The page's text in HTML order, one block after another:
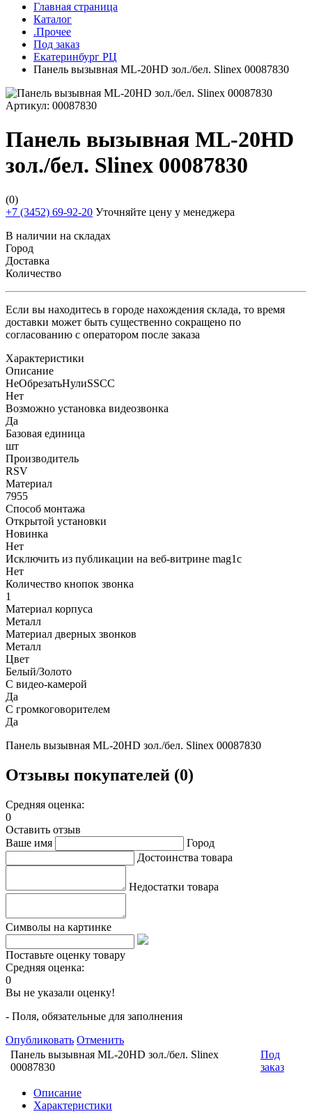
Главная страница
Каталог
.Прочее
Под заказ
Екатеринбург РЦ
Панель вызывная ML-20HD зол./бел. Slinex 00087830
Артикул: 00087830
Панель вызывная ML-20HD
зол./бел. Slinex 00087830
(0)
+7 (3452) 69-92-20 Уточняйте цену у менеджера
В наличии на складах
Город
Доставка
Количество
Если вы находитесь в городе нахождения склада, то время
доставки может быть существенно сокращено по
согласованию с оператором после заказа
Характеристики
Описание
НеОбрезатьНулиSSCC
Нет
Возможно установка видеозвонка
Да
Базовая единица
шт
Производитель
RSV
Материал
7955
Способ монтажа
Открытой установки
Новинка
Нет
Исключить из публикации на веб-витрине mag1c
Нет
Количество кнопок звонка
1
Материал корпуса
Металл
Материал дверных звонков
Металл
Цвет
Белый/Золото
С видео-камерой
Да
С громкоговорителем
Да
Панель вызывная ML-20HD зол./бел. Slinex 00087830
Отзывы покупателей (0)
Средняя оценка:
0
Оставить отзыв
Ваше имя
Город
Достоинства товара
Недостатки товара
Символы на картинке
Поставьте оценку товару
Средняя оценка:
0
Вы не указали оценку!
- Поля, обязательные для заполнения
Опубликовать Отменить
Панель вызывная ML-20HD зол./бел. Slinex
00087830
Под
заказ
Описание
Характеристики